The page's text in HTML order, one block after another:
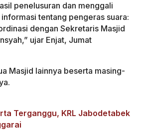
penelusuran dan menggali
tentang pengeras suara:
dengan Sekretaris Masjid
ujar Enjat, Jumat
Masjid lainnya beserta masing-
Terganggu, KRL Jabodetabek